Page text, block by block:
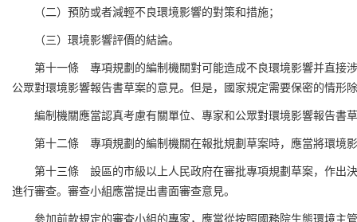
（二）預防或者減輕不良環境影響的對策和措施；
（三）環境影響評價的結論。
第十一條 專項規劃的編制機關對可能造成不良環境影響并直接
公眾對環境影響報告書草案的意見。但是，國家規定需要保密的情形
編制機關應當認真考慮有關單位、專家和公眾對環境影響報告書
第十二條 專項規劃的編制機關在報批規劃草案時，應當將環境
第十三條 設區的市級以上人民政府在審批專項規劃草案，作出
進行審查。審查小組應當提出書面審查意見。
參加前款規定的審查小組的專家，應當從按照國務院生態環境主